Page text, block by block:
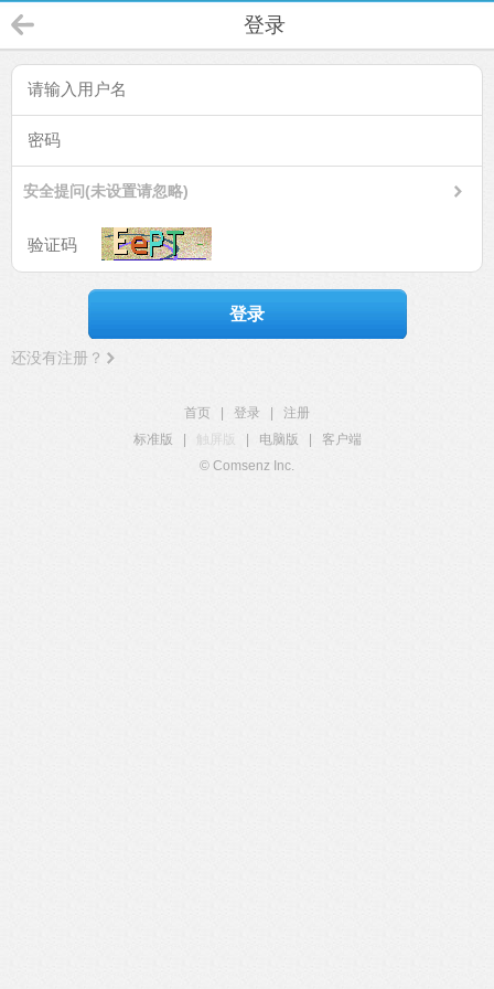
登录
安全提问(未设置请忽略)
登录
还没有注册？
首页 登录
注册
标准版
触屏版 电脑版
客户端
© Comsenz Inc.